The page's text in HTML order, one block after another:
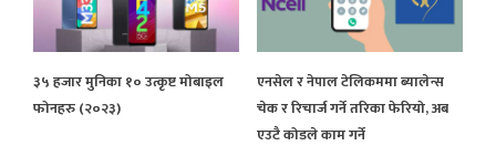
३५ हजार मुनिका १० उत्कृष्ट मोबाइल
फोनहरु (२०२३)
एनसेल र नेपाल टेलिकममा ब्यालेन्स
चेक र रिचार्ज गर्ने तरिका फेरियो, अब
एउटै कोडले काम गर्ने